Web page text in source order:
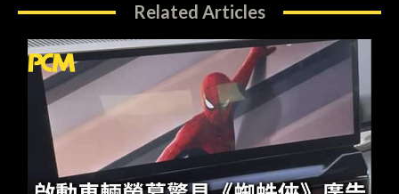
Related Articles